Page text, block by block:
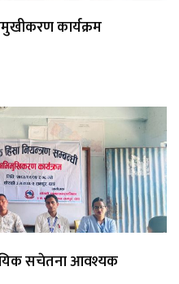
कार्यक्रम
सचेतना आवश्यक